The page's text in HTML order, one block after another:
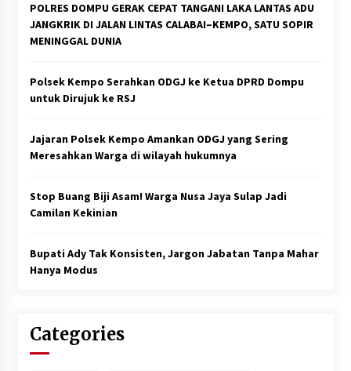
POLRES DOMPU GERAK CEPAT TANGANI LAKA LANTAS ADU
JANGKRIK DI JALAN LINTAS CALABAI–KEMPO, SATU SOPIR
MENINGGAL DUNIA
Polsek Kempo Serahkan ODGJ ke Ketua DPRD Dompu
untuk Dirujuk ke RSJ
Jajaran Polsek Kempo Amankan ODGJ yang Sering
Meresahkan Warga di wilayah hukumnya
Stop Buang Biji Asam! Warga Nusa Jaya Sulap Jadi
Camilan Kekinian
Bupati Ady Tak Konsisten, Jargon Jabatan Tanpa Mahar
Hanya Modus
Categories